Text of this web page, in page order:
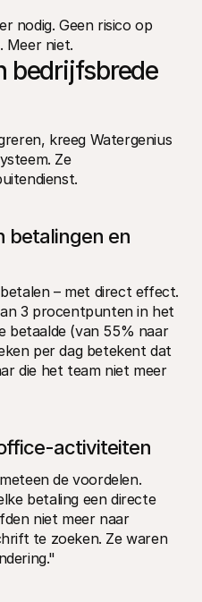
nodig. Geen risico op
Meer niet.
bedrijfsbrede
kreeg Watergenius
Ze
betalingen en
– met direct effect.
3 procentpunten in het
betaalde (van 55% naar
per dag betekent dat
die het team niet meer
activiteiten
de voordelen.
betaling een directe
niet meer naar
te zoeken. Ze waren